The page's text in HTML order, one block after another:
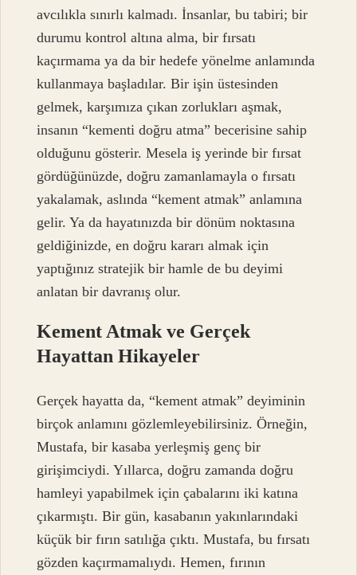
avcılıkla sınırlı kalmadı. İnsanlar, bu tabiri; bir
durumu kontrol altına alma, bir fırsatı
kaçırmama ya da bir hedefe yönelme anlamında
kullanmaya başladılar. Bir işin üstesinden
gelmek, karşımıza çıkan zorlukları aşmak,
insanın “kementi doğru atma” becerisine sahip
olduğunu gösterir. Mesela iş yerinde bir fırsat
gördüğünüzde, doğru zamanlamayla o fırsatı
yakalamak, aslında “kement atmak” anlamına
gelir. Ya da hayatınızda bir dönüm noktasına
geldiğinizde, en doğru kararı almak için
yaptığınız stratejik bir hamle de bu deyimi
anlatan bir davranış olur.
Kement Atmak ve Gerçek
Hayattan Hikayeler
Gerçek hayatta da, “kement atmak” deyiminin
birçok anlamını gözlemleyebilirsiniz. Örneğin,
Mustafa, bir kasaba yerleşmiş genç bir
girişimciydi. Yıllarca, doğru zamanda doğru
hamleyi yapabilmek için çabalarını iki katına
çıkarmıştı. Bir gün, kasabanın yakınlarındaki
küçük bir fırın satılığa çıktı. Mustafa, bu fırsatı
gözden kaçırmamalıydı. Hemen, fırının